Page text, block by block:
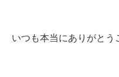
いつも本当にありがとう